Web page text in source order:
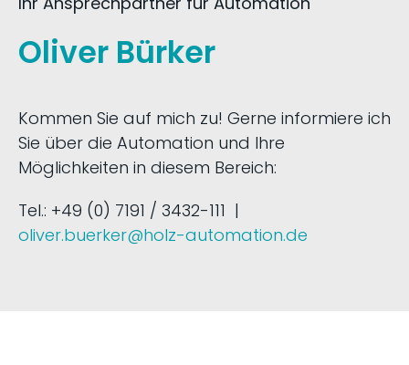
Oliver Bürker
Kommen Sie auf mich zu! Gerne informiere ich
Sie über die Automation und Ihre
Möglichkeiten in diesem Bereich:
Tel.: +49 (0) 7191 / 3432-111 |
oliver.buerker@holz-automation.de